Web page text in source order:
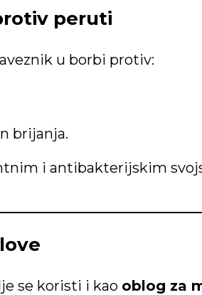
peruti
u borbi protiv:
brijanja.
i antibakterijskim
se koristi i kao oblog za